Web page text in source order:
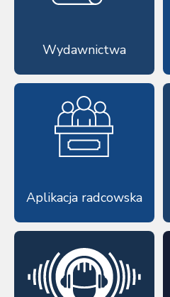
Wydawnictwa
Aplikacja radcowska